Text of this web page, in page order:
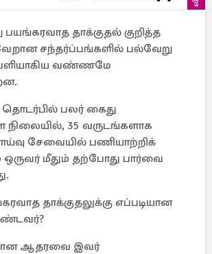
பயங்கரவாத தாக்குதல் குறித்த
சந்தர்ப்பங்களில் பல்வேறு
வண்ணமே
தொடர்பில் பலர் கைது
நிலையில், 35 வருடங்களாக
சேவையில் பணியாற்றிக்
மீதும் தற்போது பார்வை
தாக்குதலுக்கு எப்படியான
ஆதரவை இவர்